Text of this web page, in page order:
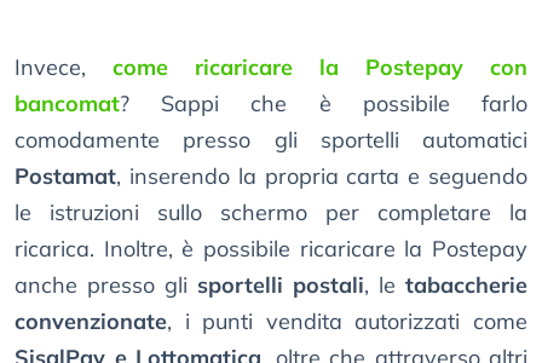
Invece, come ricaricare la Postepay con
bancomat? Sappi che è possibile farlo
comodamente presso gli sportelli automatici
Postamat, inserendo la propria carta e seguendo
le istruzioni sullo schermo per completare la
ricarica. Inoltre, è possibile ricaricare la Postepay
anche presso gli sportelli postali, le tabaccherie
convenzionate, i punti vendita autorizzati come